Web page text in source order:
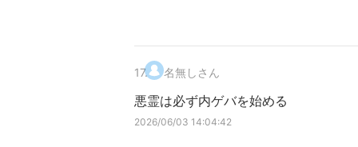
17. 名無しさん
悪霊は必ず内ゲバを始める
2026/06/03 14:04:42